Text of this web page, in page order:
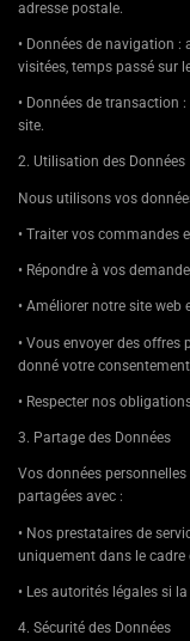
adresse postale.
• Données de navigation :
visitées, temps passé sur
• Données de transaction
site.
2. Utilisation des Données
Nous utilisons vos
• Traiter vos commandes
• Répondre à vos
• Améliorer notre site web
• Vous envoyer des
donné votre
• Respecter nos
3. Partage des Données
Vos données
partagées avec :
• Nos prestataires de
uniquement dans le cadre
• Les autorités légales si
4. Sécurité des Données